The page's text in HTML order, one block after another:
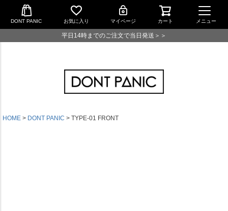
DONT PANIC お気に入り マイページ カート メニュー
平日14時までのご注文で当日発送＞＞
HOME DONT PANIC TYPE-01 FRONT